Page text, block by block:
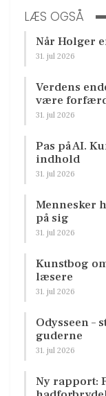
LÆS OGSÅ
Når Holger
31. jul 2026
Verdens
være
31. jul 2026
Pas på AI.
indhold
31. jul 2026
Mennesker
på sig
31. jul 2026
Kunstbog
læsere
31. jul 2026
Odysseen
guderne
31. jul 2026
Ny rapport: